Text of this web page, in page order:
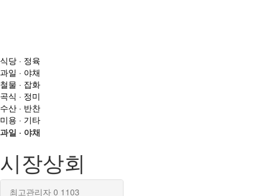
식당 · 정육
과일 · 야채
철물 · 잡화
곡식 · 정미
수산 · 반찬
미용 · 기타
과일 · 야채
시장상회
최고관리자 0 1103